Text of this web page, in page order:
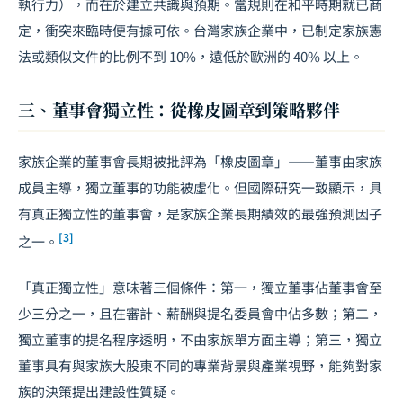
執行力），而在於建立共識與預期。當規則在和平時期就已商
定，衝突來臨時便有據可依。台灣家族企業中，已制定家族憲
法或類似文件的比例不到 10%，遠低於歐洲的 40% 以上。
三、董事會獨立性：從橡皮圖章到策略夥伴
家族企業的董事會長期被批評為「橡皮圖章」——董事由家族
成員主導， 獨立董事的功能被虛化。但國際研究一致顯示，具
有真正獨立性的董事會，是家族企業長期績效的最強預測因子
之一。 [3]
「真正獨立性」意味著三個條件：第一，獨立董事佔董事會至
少三分之一，且在審計、薪酬與提名委員會中佔多數；第二，
獨立董事的提名程序透明，不由家族單方面主導；第三，獨立
董事具有與家族大股東不同的專業背景與產業視野，能夠對家
族的決策提出建設性質疑。